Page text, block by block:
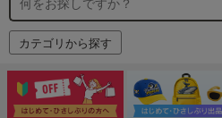
カテゴリから探す